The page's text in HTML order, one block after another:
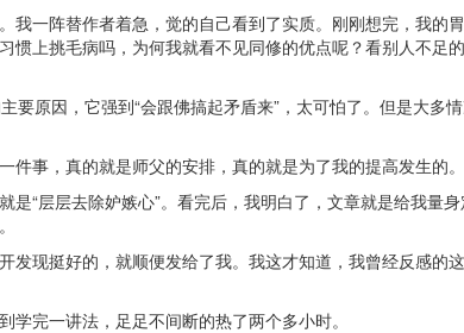
一阵替作者着急，觉的自己看到了实质。刚刚想完，我的
上挑毛病吗，为何我就看不见同修的优点呢？看别人不足
原因，它强到“会跟佛搞起矛盾来”，太可怕了。但是大多
事，真的就是师父的安排，真的就是为了我的提高发生的。
“层层去除妒嫉心”。看完后，我明白了，文章就是给我量
现挺好的，就顺便发给了我。我这才知道，我曾经反感的
完一讲法，足足不间断的热了两个多小时。